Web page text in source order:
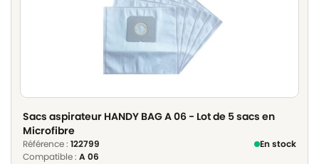
Sacs aspirateur HANDY BAG A 06 - Lot de 5 sacs en
Microfibre
Référence : 122799
En stock
Compatible : A 06